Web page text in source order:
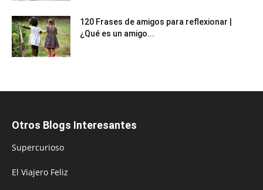
120 Frases de amigos para reflexionar |
¿Qué es un amigo...
Otros Blogs Interesantes
Supercurioso
El Viajero Feliz